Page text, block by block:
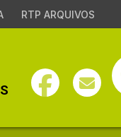
RTP ARQUIVOS